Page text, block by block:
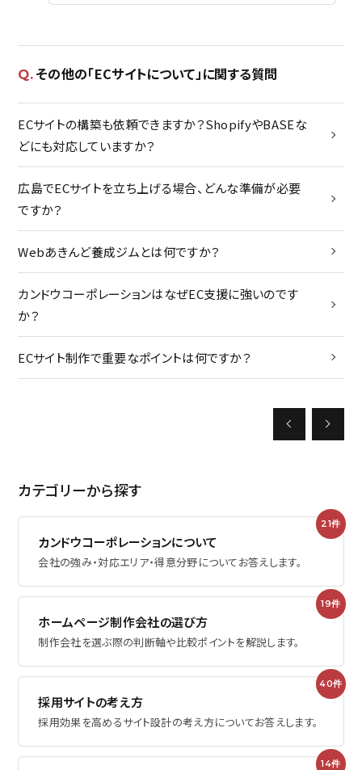
その他の「ECサイトについて」に関する質問
ECサイトの構築も依頼できますか？ShopifyやBASEな
どにも対応していますか？
広島でECサイトを立ち上げる場合、どんな準備が必要
ですか？
Webあきんど養成ジムとは何ですか？
カンドウコーポレーションはなぜEC支援に強いのです
か？
ECサイト制作で重要なポイントは何ですか？
で
カテゴリーから探す
カンドウコーポレーションについて
会社の強み・対応エリア・得意分野についてお答えします。
21件
ホームページ制作会社の選び方
制作会社を選ぶ際の判断軸や比較ポイントを解説します。
19件
採用サイトの考え方
採用効果を高めるサイト設計の考え方についてお答えします。
40件
14件
メンバー
トピックス
ボス・・・書く・・・徒然
採用
よくある質問
プライバシーポリシー
ミエルカ
Facebook